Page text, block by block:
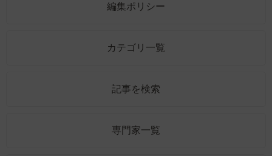
編集ポリシー
カテゴリ一覧
記事を検索
専門家一覧